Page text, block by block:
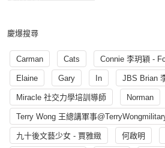
慶爆搜尋
Carman Cats Connie 李玥穎 -
Elaine Gary In JBS Brian
Miracle 社交力學培訓導師 Norman
Terry Wong 王總講軍事
九十後文藝少女 - 賈雅緻 何啟明